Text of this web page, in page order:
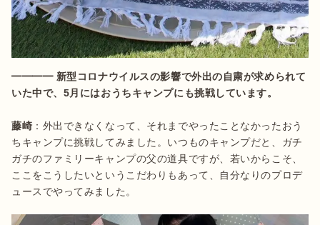
━━━━ 新型コロナウイルスの影響で外出の自粛が求められて
いた中で、5月にはおうちキャンプにも挑戦しています。
藤崎 ：外出できなくなって、それまでやったことなかったおう
ちキャンプに挑戦してみました。いつものキャンプだと、ガチ
ガチのファミリーキャンプの父の道具ですが、若いからこそ、
ここをこうしたいというこだわりもあって、自分なりのプロデ
ュースでやってみました。